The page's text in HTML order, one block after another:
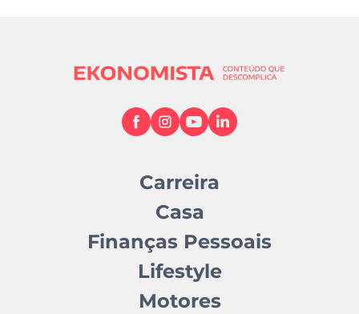
Carreira
Casa
Finanças Pessoais
Lifestyle
Motores